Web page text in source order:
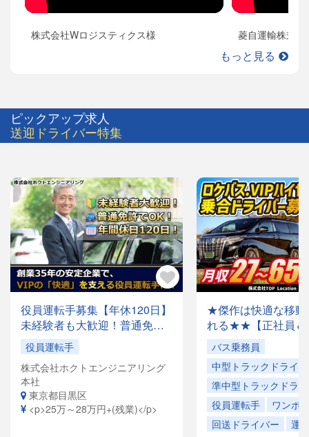
株式会社Wロジスティクス様 菱自運輸株式会
もっと見る
ピックアップ求人
送迎ドライバー特集
役員運転手募集【年休120日】
未経験者も大歓迎！普通免許
があれば応募OK✨月収28万円
以上も可能！創業35年の安定
企業で、「快適な空間」を提
供するお仕事です。
役員運転手
株式会社ホクトエンジニアリング
本社
東京都目黒区
<p>25万～28万円+(残業)</p>
★傑作は快適な移動
れる★★【正社員＆
でドライバー大量
容は全国各地を回
ドライバーや、VIP
ヤードライバーな
員寮完備！引越祝
給（規定有）あり
バス乗務員
中型トラックドライ
準中型トラックドラ
役員運転手
ワンボ
回送ドライバー
運